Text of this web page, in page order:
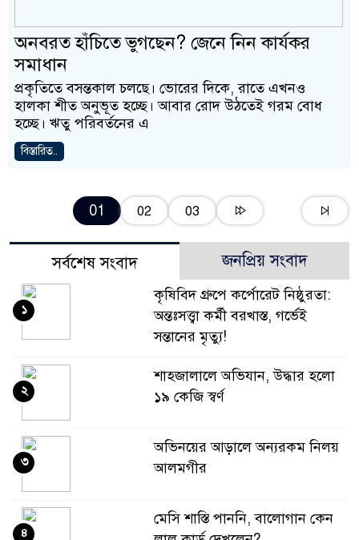
অনবরত হাঁচিতে ভুগছেন? জেনে নিন কার্যকর
সমাধান
প্রকৃতিতে বসন্তকাল চলছে। ভোরের দিকে, রাতে এখনও
হালকা শীত অনুভূত হচ্ছে। আবার রোদ উঠতেই গরম বোধ
হচ্ছে। ঋতু পরিবর্তনের এ
বিস্তারিত..
01 02 03
সর্বশেষ সংবাদ জনপ্রিয় সংবাদ
কৃষিবিদ গ্রুপে কর্পোরেট নিষ্ঠুরতা:
অন্তঃসত্ত্বা কর্মী বরখাস্ত, গর্ভেই
সন্তানের মৃত্যু!
১
শাহজালালে অভিযান, উদ্ধার হলো
১৯ কেজি স্বর্ণ
২
অভিনয়ের আড়ালে অন্যরকম নিলয়
আলমগীর
৩
মেসি শাস্তি পাননি, বালোগান কেন
৪